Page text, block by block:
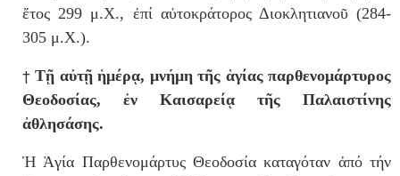
ἔτος 299 μ.Χ., ἐπί αὐτοκράτορος Διοκλητιανοῦ (284-
305 μ.Χ.).
† Τῇ αὐτῇ ἡμέρᾳ, μνήμη τῆς ἁγίας παρθενομάρτυρος
Θεοδοσίας, ἐν Καισαρείᾳ τῆς Παλαιστίνης
ἀθλησάσης.
Ἡ Ἁγία Παρθενομάρτυς Θεοδοσία καταγόταν ἀπό τήν